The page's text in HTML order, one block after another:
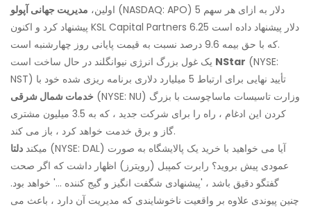
اولین، مدیریت جهانی آپولو
(NASDAQ: APO) 5 دلار به ازای هر سهم
پیشنهاد کرد و اکنون KSL Capital Partners 6.25 دلار پیشنهاد داده است
که با حق بیمه 9.6 درصد نسبت به قیمت پایانی روز چهارشنبه است.
NStar (NYSE:
NST) تأیید نهایی برای ارتباط 5 میلیارد دلاری برنامه ریزی شده خود با
خدمات شمال شرقی (NYSE: NU) وزارت تاسیسات ماساچوست با بزرگ
کردن این ادغام ، راه را برای شرکت جدید ، که به 3.5 میلیون مشتری
گاز و برق خدمت خواهد کرد ، باز می کند.
میکند دلتا
(NYSE: DAL) آیا می خواهید با خرید یک پالایشگاه به صورت
عمودی پیش بروید؟ رابرت کمپبل (رویترز) اظهار داشت که اگر صحت
گفتگو دقیق باشد ، 'پیشنهادی شگفت انگیز و گیج کننده ...' خواهد بود.
چنین پیوندی علاوه بر واقعیت ناخوشایندی که مدیریت آن دارد ، باعث می